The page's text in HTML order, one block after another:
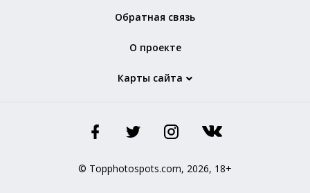
Обратная связь
О проекте
Карты сайта
© Topphotospots.com, 2026, 18+